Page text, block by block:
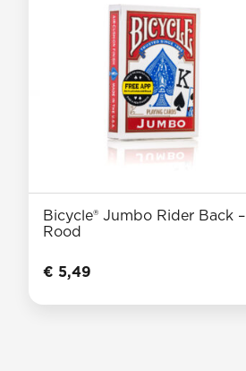
Bicycle® Jumbo Rider Back –
Rood
€ 5,49